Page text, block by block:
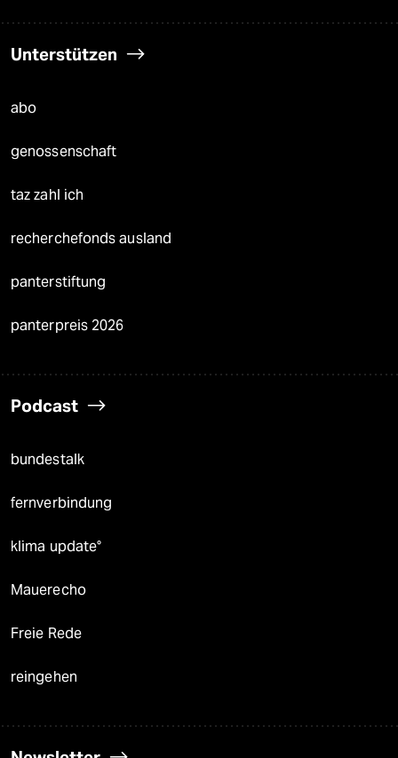
Unterstützen
abo
genossenschaft
taz zahl ich
recherchefonds ausland
panterstiftung
panterpreis 2026
Podcast
bundestalk
fernverbindung
klima update°
Mauerecho
Freie Rede
reingehen